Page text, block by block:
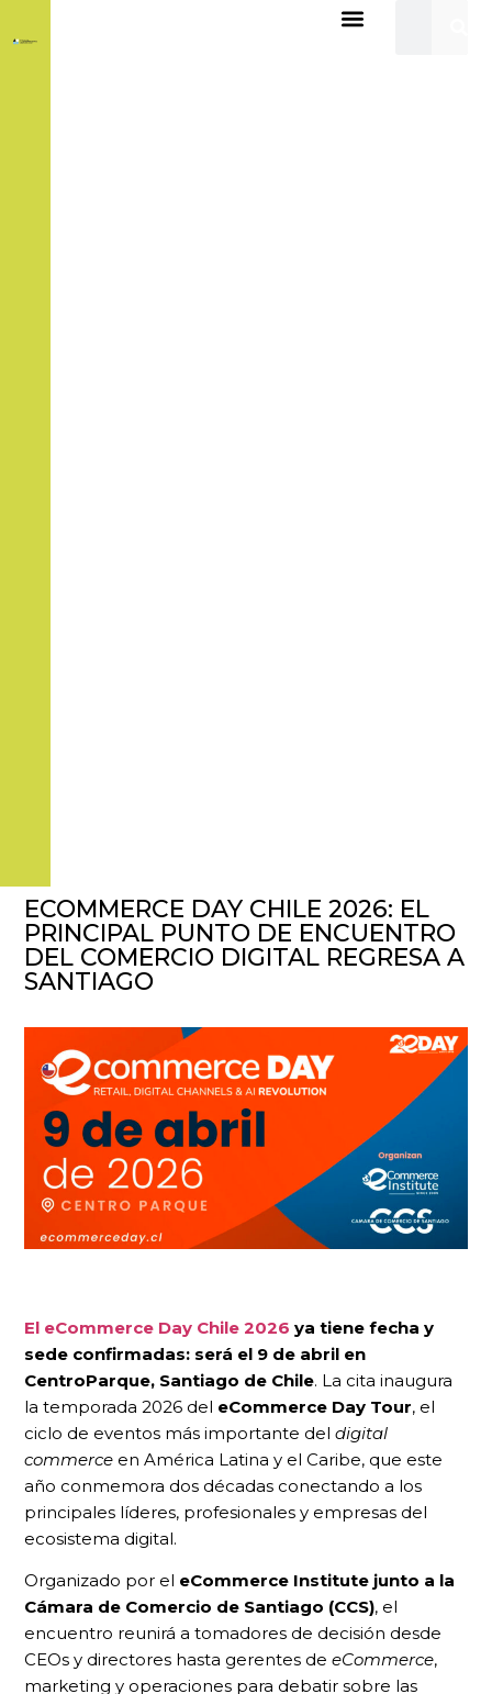
ECOMMERCE DAY CHILE 2026: EL
PRINCIPAL PUNTO DE ENCUENTRO
DEL COMERCIO DIGITAL REGRESA A
SANTIAGO
El eCommerce Day Chile 2026 ya tiene fecha y
sede confirmadas: será el 9 de abril en
CentroParque, Santiago de Chile. La cita inaugura
la temporada 2026 del eCommerce Day Tour, el
ciclo de eventos más importante del digital
commerce en América Latina y el Caribe, que este
año conmemora dos décadas conectando a los
principales líderes, profesionales y empresas del
ecosistema digital.
Organizado por el eCommerce Institute junto a la
Cámara de Comercio de Santiago (CCS), el
encuentro reunirá a tomadores de decisión desde
CEOs y directores hasta gerentes de eCommerce,
marketing y operaciones para debatir sobre las